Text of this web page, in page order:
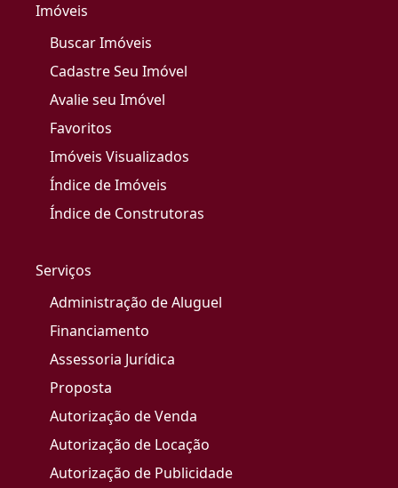
Imóveis
Buscar Imóveis
Cadastre Seu Imóvel
Avalie seu Imóvel
Favoritos
Imóveis Visualizados
Índice de Imóveis
Índice de Construtoras
Serviços
Administração de Aluguel
Financiamento
Assessoria Jurídica
Proposta
Autorização de Venda
Autorização de Locação
Autorização de Publicidade